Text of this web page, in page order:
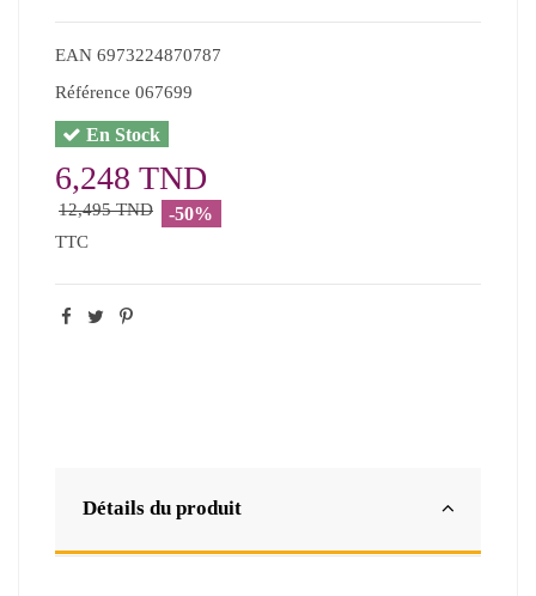
EAN 6973224870787
Référence 067699
En Stock
6,248 TND
12,495 TND -50%
TTC
Détails du produit